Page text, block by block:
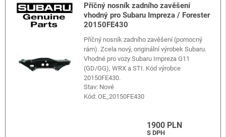
Příčný nosník zadního zavěšení
vhodný pro Subaru Impreza / Forester
20150FE430
Příčný nosník zadního zavěšení (pomocný
rám). Zcela nový, originální výrobek Subaru.
Vhodné pro vozy Subaru Impreza G11
(GD/GG), WRX a STI. Kód výrobce
20150FE430.
Stav: Nové
Kód:OE_20150FE430
1900 PLN
S DPH